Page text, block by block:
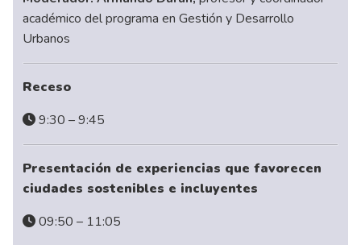
académico del programa en Gestión y Desarrollo
Urbanos
Receso
9:30 – 9:45
Presentación de experiencias que favorecen
ciudades sostenibles e incluyentes
09:50 – 11:05